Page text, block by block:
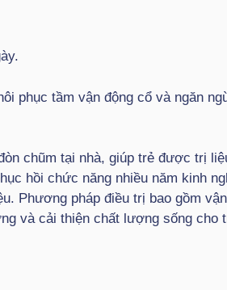
phục tầm vận động cổ và ngăn
chũm tại nhà, giúp trẻ được trị
hồi chức năng nhiều năm kinh
Phương pháp điều trị bao gồm
và cải thiện chất lượng sống cho